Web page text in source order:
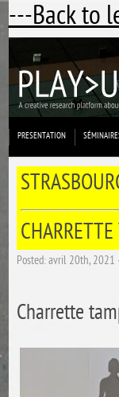
---Back to
PRESENTATION
Posted: avril 20th, 2021
Charrette